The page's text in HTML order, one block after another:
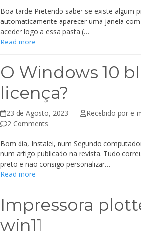
Boa tarde Pretendo saber se existe algum
automaticamente aparecer uma janela
aceder logo a essa pasta (…
Read more
O Windows 10
licença?
23 de Agosto, 2023 Recebido por e-
2 Comments
Bom dia, Instalei, num Segundo
num artigo publicado na revista. Tudo
preto e não consigo personalizar…
Read more
Impressora
win11